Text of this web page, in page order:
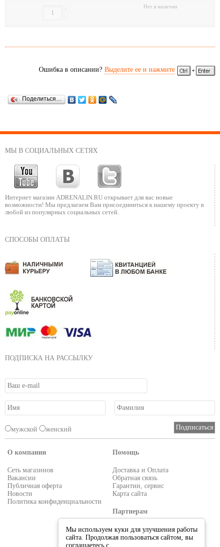
-
+ Нет в наличии
Ошибка в описании? Выделите ее и нажмите
Поделиться…
МЫ В СОЦИАЛЬНЫХ СЕТЯХ
Интернет магазин ADRENALIN.RU открывает для вас новые
возможности! Мы предлагаем Вам присоединиться к нашему проекту в
любой из популярных социальных сетей.
СПОСОБЫ ОПЛАТЫ
ПОДПИСКА НА РАССЫЛКУ
мужской женский
О компании
Сеть магазинов
Вакансии
Публичная оферта
Новости
Политика конфиденциальности
Помощь
Доставка и Оплата
Обратная связь
Гарантии, сервис
Карта сайта
Партнерам
Условия работы
Реквизиты
Мы используем куки для улучшения работы
сайта. Продолжая пользоваться сайтом, вы
соглашаетесь с